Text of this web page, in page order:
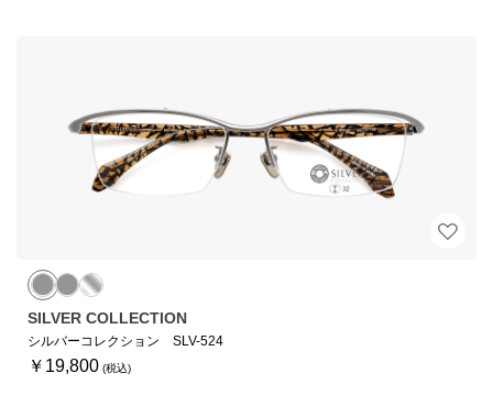
SILVER COLLECTION
シルバーコレクション SLV-524
￥19,800